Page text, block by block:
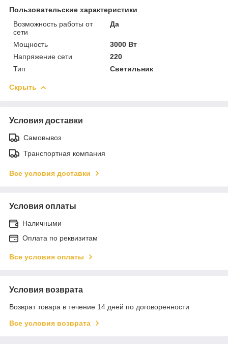
Пользовательские характеристики
Возможность работы от
сети
Да
Мощность
3000 Вт
Напряжение сети
220
Тип
Светильник
Скрыть
Условия доставки
Самовывоз
Транспортная компания
Все условия доставки
Условия оплаты
Наличными
Оплата по реквизитам
Все условия оплаты
Условия возврата
Возврат товара в течение 14 дней по договоренности
Все условия возврата